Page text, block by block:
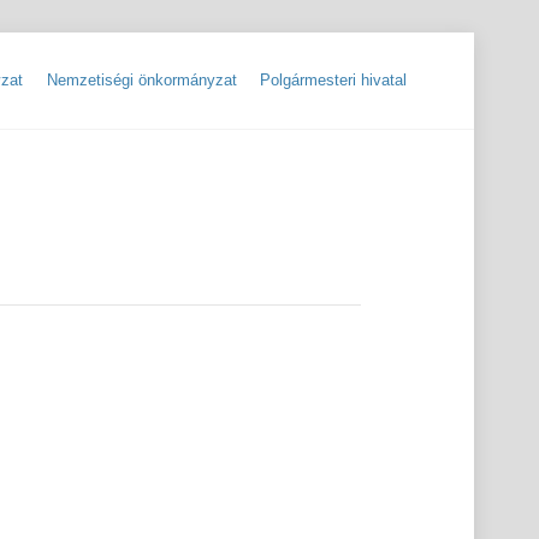
Nemzetiségi önkormányzat Polgármesteri hivatal